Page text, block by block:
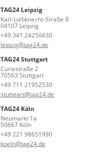
TAG24 Leipzig
Karl-Liebknecht-Straße 8
04107 Leipzig
+49 341 24250430
leipzig@tag24.de
TAG24 Stuttgart
Curiestraße 2
70563 Stuttgart
+49 711 21952530
stuttgart@tag24.de
TAG24 Köln
Neumarkt 1a
50667 Köln
+49 221 98651990
koeln@tag24.de